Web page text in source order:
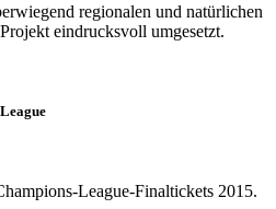
regionalen und natürlichen
eindrucksvoll umgesetzt.
League-Finaltickets 2015.